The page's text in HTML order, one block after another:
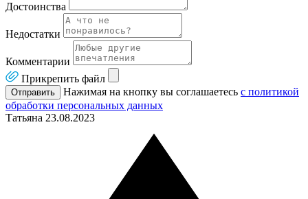
Достоинства
Недостатки
Комментарии
Прикрепить файл
Отправить Нажимая на кнопку вы соглашаетесь с политикой
обработки персональных данных
Татьяна 23.08.2023